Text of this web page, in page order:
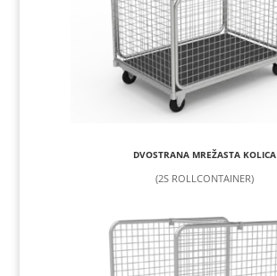
DVOSTRANA MREŽASTA KOLICA
(2S ROLLCONTAINER)